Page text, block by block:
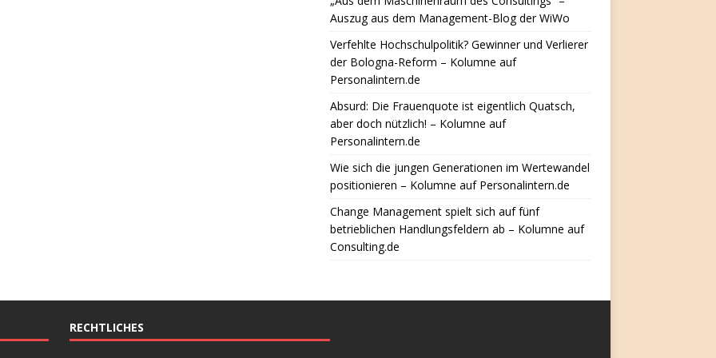
Auszug aus dem Management-Blog der WiWo
Verfehlte Hochschulpolitik? Gewinner und Verlierer
der Bologna-Reform – Kolumne auf
Personalintern.de
Absurd: Die Frauenquote ist eigentlich Quatsch,
aber doch nützlich! – Kolumne auf
Personalintern.de
Wie sich die jungen Generationen im Wertewandel
positionieren – Kolumne auf Personalintern.de
Change Management spielt sich auf fünf
betrieblichen Handlungsfeldern ab – Kolumne auf
Consulting.de
RECHTLICHES